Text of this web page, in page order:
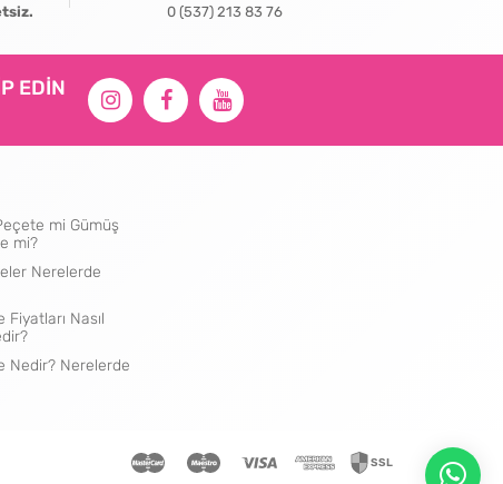
0 (537) 213 83 76
EDİN
mi Gümüş
mi?
Nerelerde
Fiyatları Nasıl
Nedir? Nerelerde